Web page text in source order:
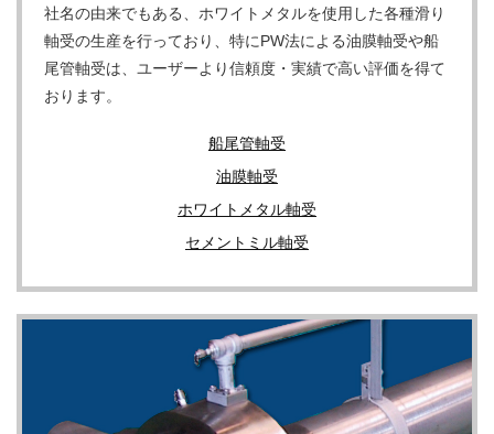
社名の由来でもある、ホワイトメタルを使用した各種滑り
軸受の生産を行っており、特にPW法による油膜軸受や船
尾管軸受は、ユーザーより信頼度・実績で高い評価を得て
おります。
船尾管軸受
油膜軸受
ホワイトメタル軸受
セメントミル軸受